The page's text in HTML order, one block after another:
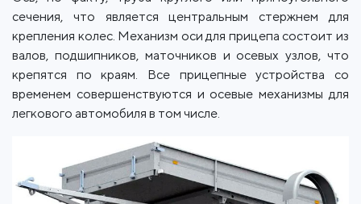
сечения, что является центральным стержнем для
крепления колес. Механизм оси для прицепа состоит из
валов, подшипников, маточников и осевых узлов, что
крепятся по краям. Все прицепные устройства со
временем совершенствуются и осевые механизмы для
легкового автомобиля в том числе.